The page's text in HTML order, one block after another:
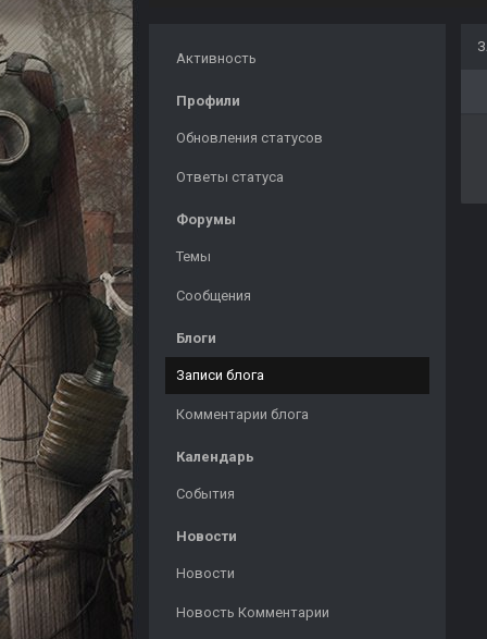
Активность
Профили
Обновления статусов
Ответы статуса
Форумы
Темы
Сообщения
Блоги
Записи блога
Комментарии блога
Календарь
События
Новости
Новости
Новость Комментарии